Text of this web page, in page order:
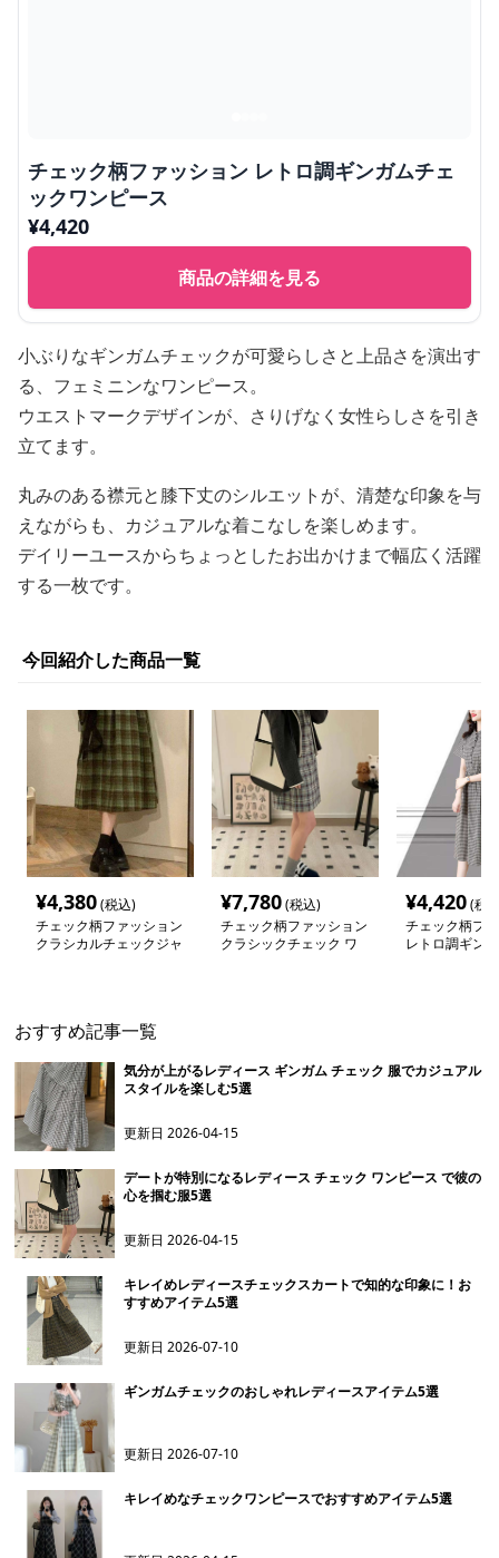
チェック柄ファッション レトロ調ギンガムチェ
ックワンピース
¥4,420
商品の詳細を見る
小ぶりなギンガムチェックが可愛らしさと上品さを演出す
る、フェミニンなワンピース。
ウエストマークデザインが、さりげなく女性らしさを引き
立てます。
丸みのある襟元と膝下丈のシルエットが、清楚な印象を与
えながらも、カジュアルな着こなしを楽しめます。
デイリーユースからちょっとしたお出かけまで幅広く活躍
する一枚です。
今回紹介した商品一覧
¥4,380(税込)
チェック柄ファッション
クラシカルチェックジャ
¥7,780(税込)
チェック柄ファッション
クラシックチェック ワ
¥4,420(税
チェック柄フ
レトロ調ギン
おすすめ記事一覧
気分が上がるレディース ギンガム チェック 服でカジュアル
スタイルを楽しむ5選
更新日2026-04-15
デートが特別になるレディース チェック ワンピース で彼の
心を掴む服5選
更新日2026-04-15
キレイめレディースチェックスカートで知的な印象に！お
すすめアイテム5選
更新日2026-07-10
ギンガムチェックのおしゃれレディースアイテム5選
更新日2026-07-10
キレイめなチェックワンピースでおすすめアイテム5選